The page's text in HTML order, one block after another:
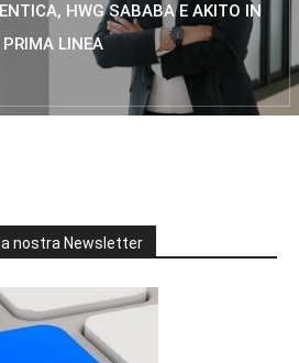
HWG SABABA E AKITO IN
PRIMA LINEA
nostra Newsletter